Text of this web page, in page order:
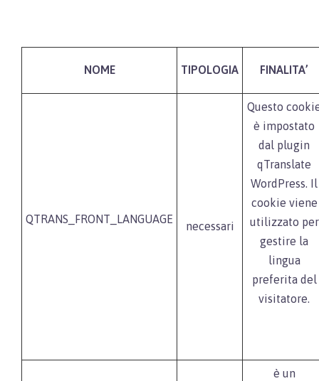
NOME TIPOLOGIA FINALITA’
QTRANS_FRONT_LANGUAGE
necessari
Questo
è impostato
dal plugin
qTranslate
WordPress. Il
cookie viene
utilizzato per
gestire la
lingua
preferita del
visitatore.
è un